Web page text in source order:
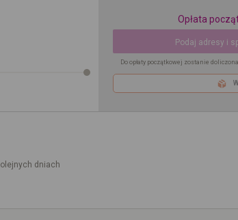
Opłata
Podaj adresy i
Do opłaty początkowej zostanie
dniach